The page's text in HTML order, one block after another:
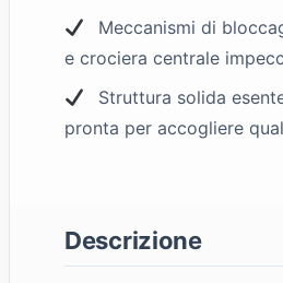
Meccanismi di
e crociera centrale
Struttura solida
pronta per accogliere
Descrizione